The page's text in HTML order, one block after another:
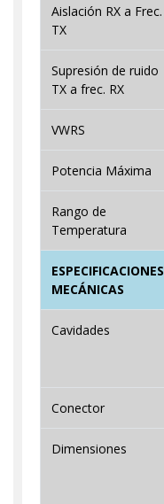
Aislación RX a Frec.
TX
Supresión de ruido
TX a frec. RX
VWRS
Potencia Máxima
Rango de
Temperatura
ESPECIFICACIONES
MECÁNICAS
Cavidades
Conector
Dimensiones